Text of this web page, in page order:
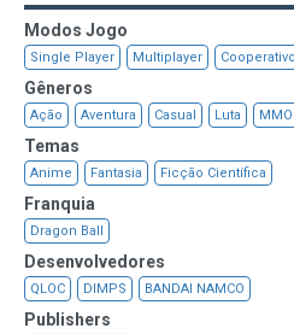
Modos Jogo
Single Player Multiplayer Cooperativo
Gêneros
Ação Aventura Casual Luta MMO
Temas
Anime Fantasia Ficção Científica
Franquia
Dragon Ball
Desenvolvedores
QLOC DIMPS BANDAI NAMCO
Publishers